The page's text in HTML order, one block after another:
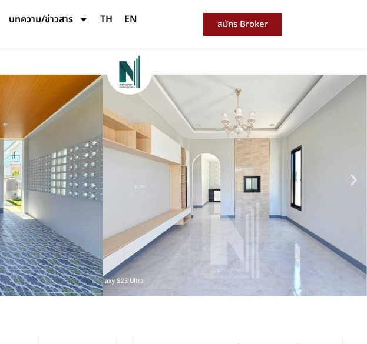
บทความ/ข่าวสาร TH EN สมัคร Broker